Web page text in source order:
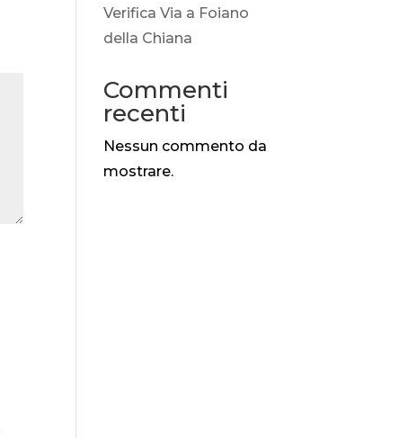
Verifica Via a Foiano
della Chiana
Commenti
recenti
Nessun commento da
mostrare.